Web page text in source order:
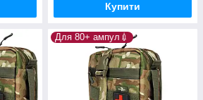
Купити
Для 80+ ампул💉